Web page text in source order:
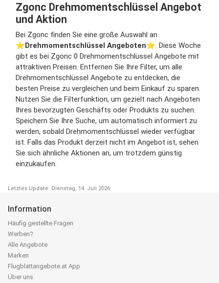
Zgonc Drehmomentschlüssel Angebot
und Aktion
Bei Zgonc finden Sie eine große Auswahl an
⭐️Drehmomentschlüssel Angeboten⭐️. Diese Woche
gibt es bei Zgonc 0 Drehmomentschlüssel Angebote mit
attraktiven Preisen. Entfernen Sie Ihre Filter, um alle
Drehmomentschlüssel Angebote zu entdecken, die
besten Preise zu vergleichen und beim Einkauf zu sparen.
Nutzen Sie die Filterfunktion, um gezielt nach Angeboten
Ihres bevorzugten Geschäfts oder Produkts zu suchen.
Speichern Sie Ihre Suche, um automatisch informiert zu
werden, sobald Drehmomentschlüssel wieder verfügbar
ist. Falls das Produkt derzeit nicht im Angebot ist, sehen
Sie sich ähnliche Aktionen an, um trotzdem günstig
einzukaufen.
Letztes Update: Dienstag, 14. Juli 2026
Information
Häufig gestellte Fragen
Werben?
Alle Angebote
Marken
Flugblattangebote.at App
Über uns